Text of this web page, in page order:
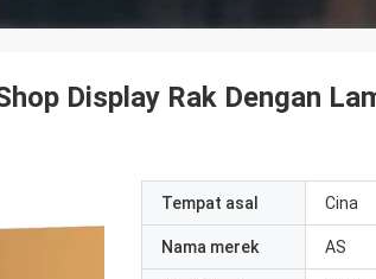
Display Rak Dengan
Tempat asal Cina
Nama merek AS